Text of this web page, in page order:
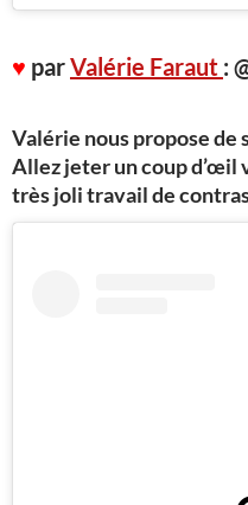
♥ parValérie Faraut :
Valérie nous propose de
Allez jeter un coup d’œil
très joli travail de